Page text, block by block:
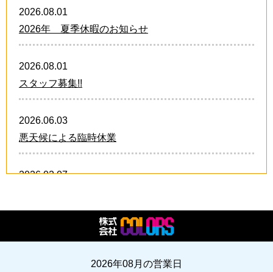
2026.08.01
2026年 夏季休暇のお知らせ
2026.08.01
スタッフ募集!!
2026.06.03
悪天候による臨時休業
2026.02.07
2026年08月の営業日